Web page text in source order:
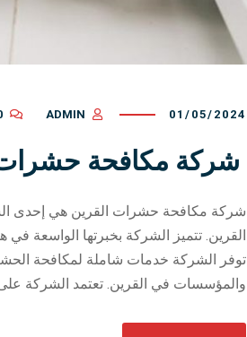
01/05/2024
ADMIN
شركة مكافحة حشرات
شركة مكافحة حشرات القرين هي إحدى
القرين. تتميز الشركة بخبرتها الواسعة في
توفر الشركة خدمات شاملة لمكافحة
والمؤسسات في القرين. تعتمد الشركة